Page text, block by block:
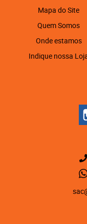
Mapa do Site
Quem Somos
Onde estamos
Indique nossa